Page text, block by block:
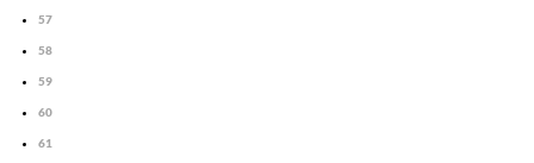
57
58
59
60
61